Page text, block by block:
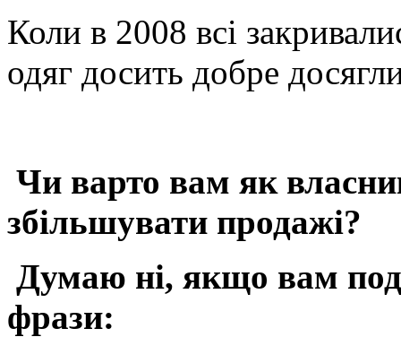
Коли в 2008 всі
одяг досить добре
Чи варто вам як
збільшувати продажі?
Думаю ні, якщо вам
фрази: